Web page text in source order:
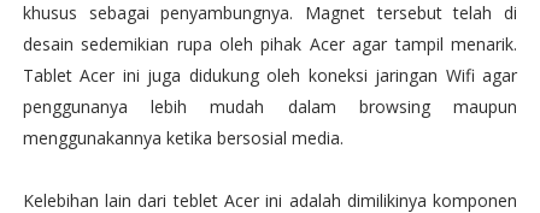
khusus sebagai penyambungnya. Magnet tersebut telah di
desain sedemikian rupa oleh pihak Acer agar tampil menarik.
Tablet Acer ini juga didukung oleh koneksi jaringan Wifi agar
penggunanya lebih mudah dalam browsing maupun
menggunakannya ketika bersosial media.
Kelebihan lain dari teblet Acer ini adalah dimilikinya komponen